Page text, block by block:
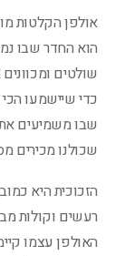
אולפן הקלטות
הוא החדר שבו
שולטים
כדי שיישמעו
שבו משמיעים את
שכולנו מכירים
הזכוכית היא
רעשים וקולות
האולפן עצמו